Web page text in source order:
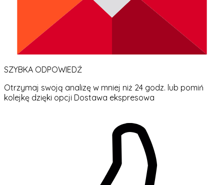
SZYBKA ODPOWIEDŹ
Otrzymaj swoją analizę w mniej niż 24 godz. lub pomiń
kolejkę dzięki opcji Dostawa ekspresowa